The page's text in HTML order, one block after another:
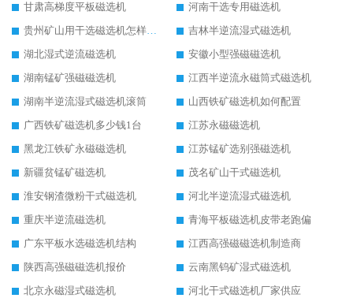
甘肃高梯度平板磁选机
河南干选专用磁选机
贵州矿山用干选磁选机怎样调磁
吉林半逆流湿式磁选机
湖北湿式逆流磁选机
安徽小型强磁磁选机
湖南锰矿强磁磁选机
江西半逆流永磁筒式磁选机
湖南半逆流湿式磁选机滚筒
山西铁矿磁选机如何配置
广西铁矿磁选机多少钱1台
江苏永磁磁选机
黑龙江铁矿永磁磁选机
江苏锰矿选别强磁选机
新疆贫锰矿磁选机
茂名矿山干式磁选机
淮安钢渣微粉干式磁选机
河北半逆流湿式磁选机
重庆半逆流磁选机
青海平板磁选机皮带老跑偏
广东平板水选磁选机结构
江西高强磁磁选机制造商
陕西高强磁磁选机报价
云南黑钨矿湿式磁选机
北京永磁湿式磁选机
河北干式磁选机厂家供应